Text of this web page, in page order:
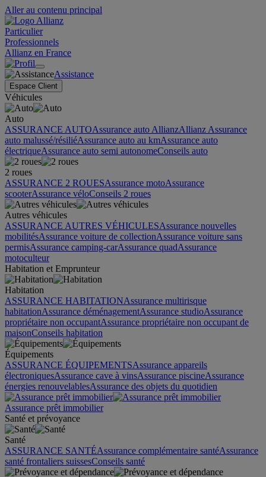
Aller au contenu principal
Particulier
Professionnels
Allianz en France
Assistance
Espace Client
Véhicules
Auto
ASSURANCE AUTOAssurance auto AllianzAllianz Assurance
auto malussé/résiliéAssurance auto au kmAssurance auto
électriqueAssurance auto semi autonomeConseils auto
2 roues
ASSURANCE 2 ROUESAssurance motoAssurance
scooterAssurance véloConseils 2 roues
Autres véhicules
ASSURANCE AUTRES VÉHICULESAssurance nouvelles
mobilitésAssurance voiture de collectionAssurance voiture sans
permisAssurance camping-carAssurance quadAssurance
motoculteur
Habitation et Emprunteur
Habitation
ASSURANCE HABITATIONAssurance multirisque
habitationAssurance déménagementAssurance studioAssurance
propriétaire non occupantAssurance propriétaire non occupant de
maisonConseils habitation
Équipements
ASSURANCE ÉQUIPEMENTSAssurance appareils
électroniquesAssurance cave à vinsAssurance piscineAssurance
énergies renouvelablesAssurance des objets du quotidien
Assurance prêt immobilier
Santé et prévoyance
Santé
ASSURANCE SANTÉAssurance complémentaire santéAssurance
santé frontaliers suissesConseils santé